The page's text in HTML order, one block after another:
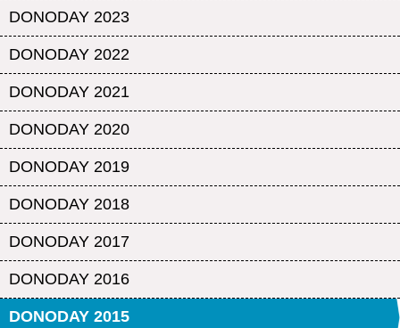
DONODAY 2023
DONODAY 2022
DONODAY 2021
DONODAY 2020
DONODAY 2019
DONODAY 2018
DONODAY 2017
DONODAY 2016
DONODAY 2015